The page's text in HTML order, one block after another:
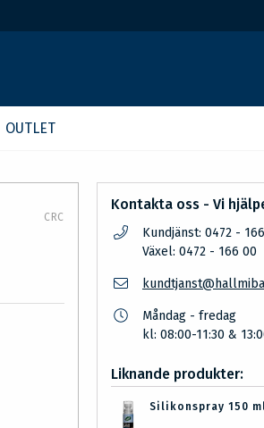
OUTLET
CRC
Kontakta oss - Vi
Kundjänst: 0472 -
Växel: 0472 - 166 00
Måndag - fredag
kl: 08:00-11:30 &
Liknande produkter:
Silikonspray 150